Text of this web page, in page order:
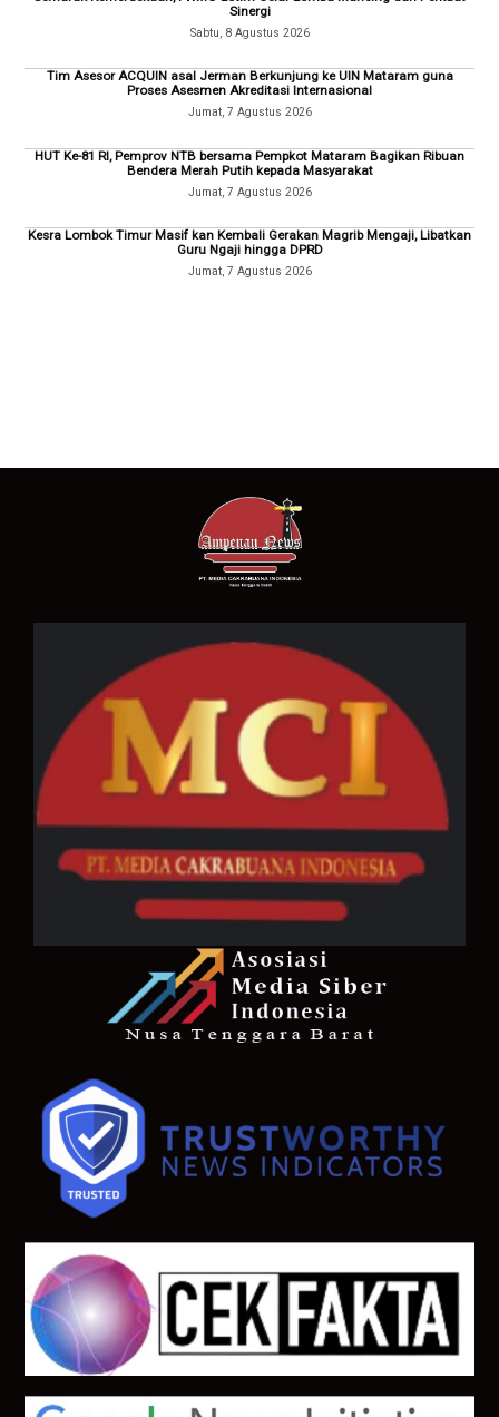
Sinergi
Sabtu, 8 Agustus 2026
Tim Asesor ACQUIN asal Jerman Berkunjung ke UIN Mataram guna
Proses Asesmen Akreditasi Internasional
Jumat, 7 Agustus 2026
HUT Ke-81 RI, Pemprov NTB bersama Pempkot Mataram Bagikan Ribuan
Bendera Merah Putih kepada Masyarakat
Jumat, 7 Agustus 2026
Kesra Lombok Timur Masif kan Kembali Gerakan Magrib Mengaji, Libatkan
Guru Ngaji hingga DPRD
Jumat, 7 Agustus 2026